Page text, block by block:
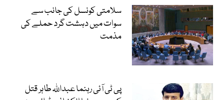
سلامتی کونسل کی جانب سے
سوات میں دہشت گرد حملے کی
مذمت
پی ٹی آئی رہنما عبداللہ طاہر قتل